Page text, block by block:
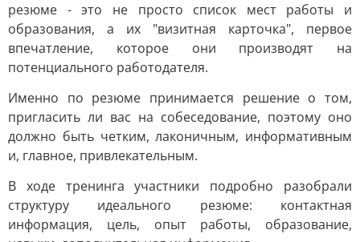
резюме - это не просто список мест работы и
образования, а их "визитная карточка", первое
впечатление, которое они производят на
потенциального работодателя.
Именно по резюме принимается решение о том,
пригласить ли вас на собеседование, поэтому оно
должно быть четким, лаконичным, информативным
и, главное, привлекательным.
В ходе тренинга участники подробно разобрали
структуру идеального резюме: контактная
информация, цель, опыт работы, образование,